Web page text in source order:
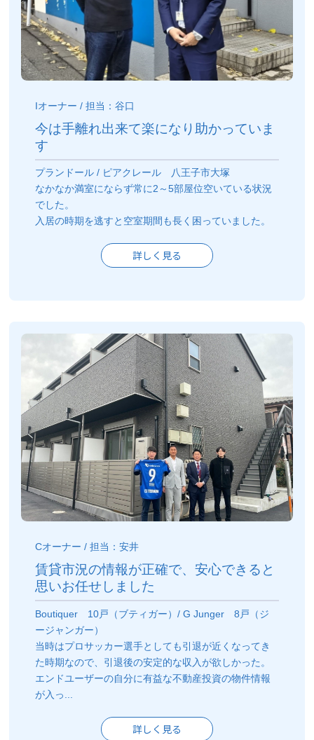
Iオーナー / 担当：谷口
今は手離れ出来て楽になり助かっていま
す
プランドール / ピアクレール 八王子市大塚
なかなか満室にならず常に2～5部屋位空いている状況
でした。
入居の時期を逃すと空室期間も長く困っていました。
詳しく見る
Cオーナー / 担当：安井
賃貸市況の情報が正確で、安心できると
思いお任せしました
Boutiquer 10戸（ブティガー）/ G Junger 8戸（ジ
ージャンガー）
当時はプロサッカー選手としても引退が近くなってき
た時期なので、引退後の安定的な収入が欲しかった。
エンドユーザーの自分に有益な不動産投資の物件情報
が入っ...
詳しく見る